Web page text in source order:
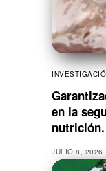
en la
nutrición.
JULIO 8, 2026